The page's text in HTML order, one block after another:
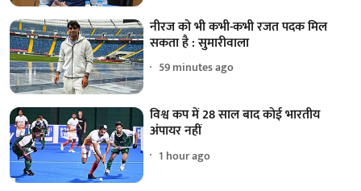
नीरज को भी कभी-कभी रजत पदक मिल
सकता है : सुमारीवाला
59 minutes ago
विश्व कप में 28 साल बाद कोई भारतीय
अंपायर नहीं
1 hour ago